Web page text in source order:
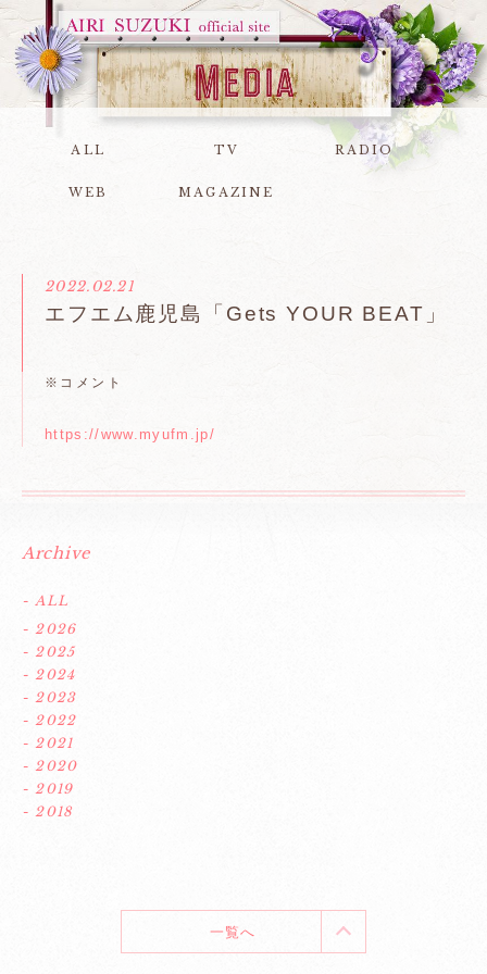
ALL TV RADIO
WEB MAGAZINE
2022.02.21
エフエム鹿児島「Gets YOUR BEAT」
※コメント
https://www.myufm.jp/
Archive
- ALL
- 2026
- 2025
- 2024
- 2023
- 2022
- 2021
- 2020
- 2019
- 2018
一覧へ